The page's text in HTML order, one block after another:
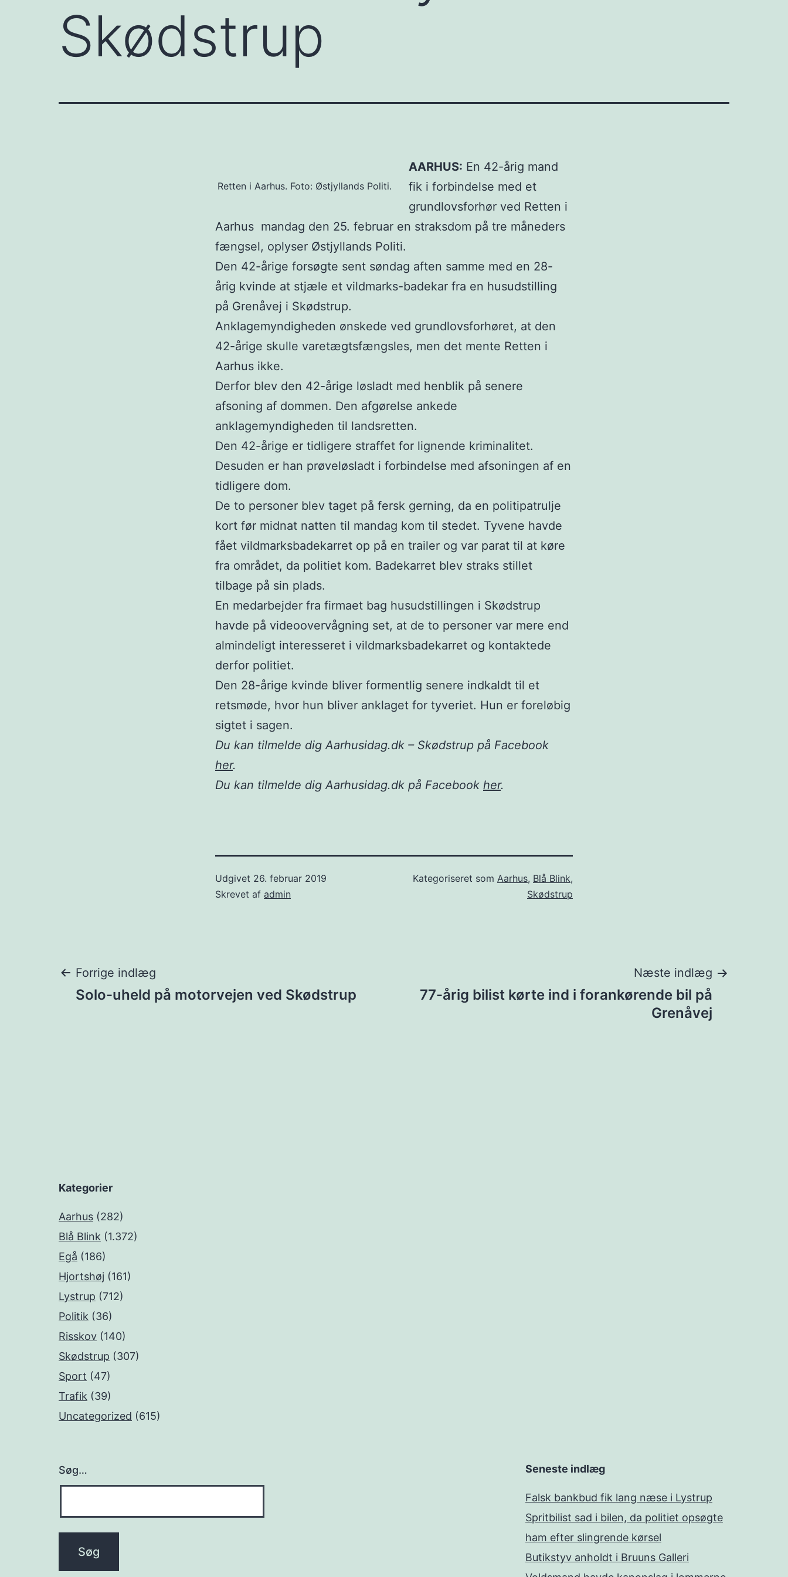
Skødstrup
Retten i Aarhus. Foto: Østjyllands Politi.
AARHUS: En 42-årig mand
fik i forbindelse med et
grundlovsforhør ved Retten i
Aarhus mandag den 25. februar en straksdom på tre måneders
fængsel, oplyser Østjyllands Politi.
Den 42-årige forsøgte sent søndag aften samme med en 28-
årig kvinde at stjæle et vildmarks-badekar fra en husudstilling
på Grenåvej i Skødstrup.
Anklagemyndigheden ønskede ved grundlovsforhøret, at den
42-årige skulle varetægtsfængsles, men det mente Retten i
Aarhus ikke.
Derfor blev den 42-årige løsladt med henblik på senere
afsoning af dommen. Den afgørelse ankede
anklagemyndigheden til landsretten.
Den 42-årige er tidligere straffet for lignende kriminalitet.
Desuden er han prøveløsladt i forbindelse med afsoningen af en
tidligere dom.
De to personer blev taget på fersk gerning, da en politipatrulje
kort før midnat natten til mandag kom til stedet. Tyvene havde
fået vildmarksbadekarret op på en trailer og var parat til at køre
fra området, da politiet kom. Badekarret blev straks stillet
tilbage på sin plads.
En medarbejder fra firmaet bag husudstillingen i Skødstrup
havde på videoovervågning set, at de to personer var mere end
almindeligt interesseret i vildmarksbadekarret og kontaktede
derfor politiet.
Den 28-årige kvinde bliver formentlig senere indkaldt til et
retsmøde, hvor hun bliver anklaget for tyveriet. Hun er foreløbig
sigtet i sagen.
Du kan tilmelde dig Aarhusidag.dk – Skødstrup på Facebook
her.
Du kan tilmelde dig Aarhusidag.dk på Facebook her.
Udgivet 26. februar 2019
Skrevet af admin
Kategoriseret som Aarhus, Blå Blink,
Skødstrup
Indlægsnavigation
Forrige indlæg
Solo-uheld på motorvejen ved Skødstrup
Næste indlæg
77-årig bilist kørte ind i forankørende bil på
Grenåvej
Kategorier
Aarhus (282)
Blå Blink (1.372)
Egå (186)
Hjortshøj (161)
Lystrup (712)
Politik (36)
Risskov (140)
Skødstrup (307)
Sport (47)
Trafik (39)
Uncategorized (615)
Søg… Seneste indlæg
Falsk bankbud fik lang næse i Lystrup
Spritbilist sad i bilen, da politiet opsøgte
ham efter slingrende kørsel
Butikstyv anholdt i Bruuns Galleri